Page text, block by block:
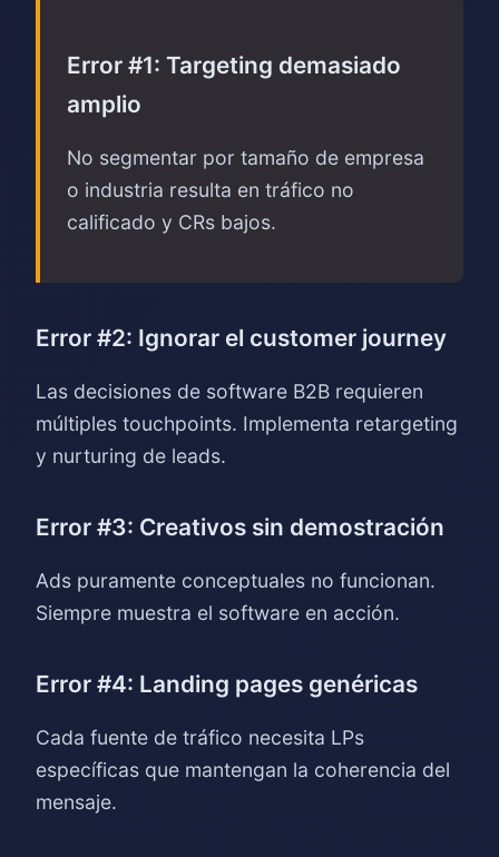
Error #1: Targeting demasiado
amplio
No segmentar por tamaño de empresa
o industria resulta en tráfico no
calificado y CRs bajos.
Error #2: Ignorar el customer journey
Las decisiones de software B2B requieren
múltiples touchpoints. Implementa retargeting
y nurturing de leads.
Error #3: Creativos sin demostración
Ads puramente conceptuales no funcionan.
Siempre muestra el software en acción.
Error #4: Landing pages genéricas
Cada fuente de tráfico necesita LPs
específicas que mantengan la coherencia del
mensaje.